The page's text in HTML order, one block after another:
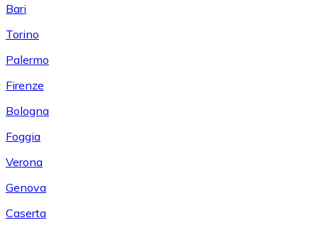
Bari
Torino
Palermo
Firenze
Bologna
Foggia
Verona
Genova
Caserta